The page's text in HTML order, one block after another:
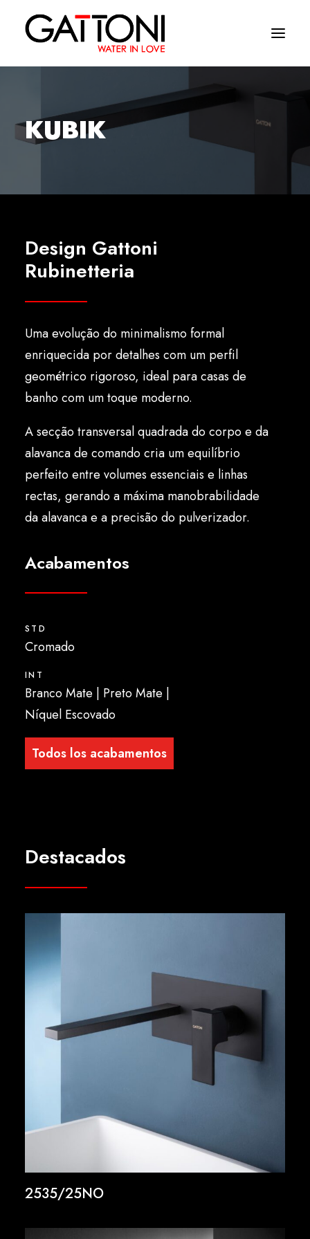
Ambientes
Media
Onde comprar
KUBIK
Design Gattoni
Rubinetteria
Uma evolução do minimalismo formal
enriquecida por detalhes com um perfil
geométrico rigoroso, ideal para casas de
banho com um toque moderno.
A secção transversal quadrada do corpo e da
alavanca de comando cria um equilíbrio
perfeito entre volumes essenciais e linhas
rectas, gerando a máxima manobrabilidade
da alavanca e a precisão do pulverizador.
Acabamentos
STD
Cromado
INT
Branco Mate | Preto Mate |
Níquel Escovado
Todos los acabamentos
Destacados
2535/25NO